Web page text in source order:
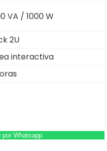
VA / 1000 W
2U
interactiva
por Whatsapp